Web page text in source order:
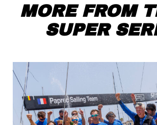
MORE FROM
SUPER